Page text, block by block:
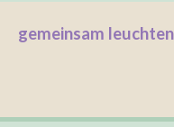
gemeinsam